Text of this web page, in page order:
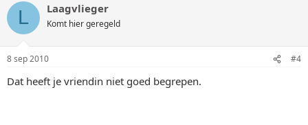
L Laagvlieger
Komt hier geregeld
8 sep 2010 #4
Dat heeft je vriendin niet goed begrepen.